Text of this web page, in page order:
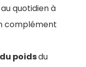
quotidien à
complément
poidsdu